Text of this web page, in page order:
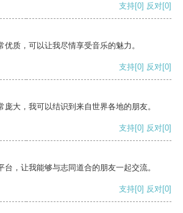
支持[0] 反对[0]
优质，可以让我尽情享受音乐的魅力。
支持[0] 反对[0]
庞大，我可以结识到来自世界各地的朋友。
支持[0] 反对[0]
台，让我能够与志同道合的朋友一起交流。
支持[0] 反对[0]